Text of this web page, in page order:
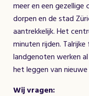
meer en een
dorpen en de stad
aantrekkelijk. Het
minuten rijden.
landgenoten werken
het leggen van
Wij vragen: